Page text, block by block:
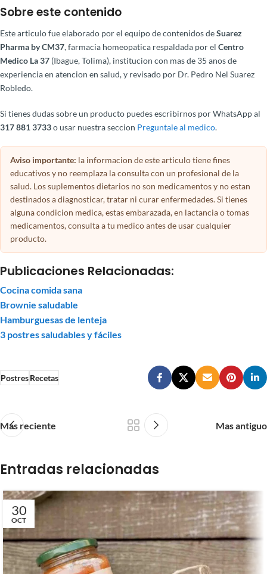
Sobre este contenido
Este articulo fue elaborado por el equipo de contenidos deSuarez
Pharma by CM37, farmacia homeopatica respaldada por el Centro
Medico La 37 (Ibague, Tolima), institucion con mas de 35 anos de
experiencia en atencion en salud, y revisado por Dr. Pedro Nel Suarez
Robledo.
Si tienes dudas sobre un producto puedes escribirnos por WhatsApp al
317 881 3733o usar nuestra seccion Preguntale al medico.
Aviso importante: la informacion de este articulo tiene fines
educativos y no reemplaza la consulta con un profesional de la
salud. Los suplementos dietarios no son medicamentos y no estan
destinados a diagnosticar, tratar ni curar enfermedades. Si tienes
alguna condicion medica, estas embarazada, en lactancia o tomas
medicamentos, consulta a tu medico antes de usar cualquier
producto.
Publicaciones Relacionadas:
Cocina comida sana
Brownie saludable
Hamburguesas de lenteja
3 postres saludables y fáciles
PostresRecetas
Mas reciente Mas antiguo
Entradas relacionadas
30
OCT